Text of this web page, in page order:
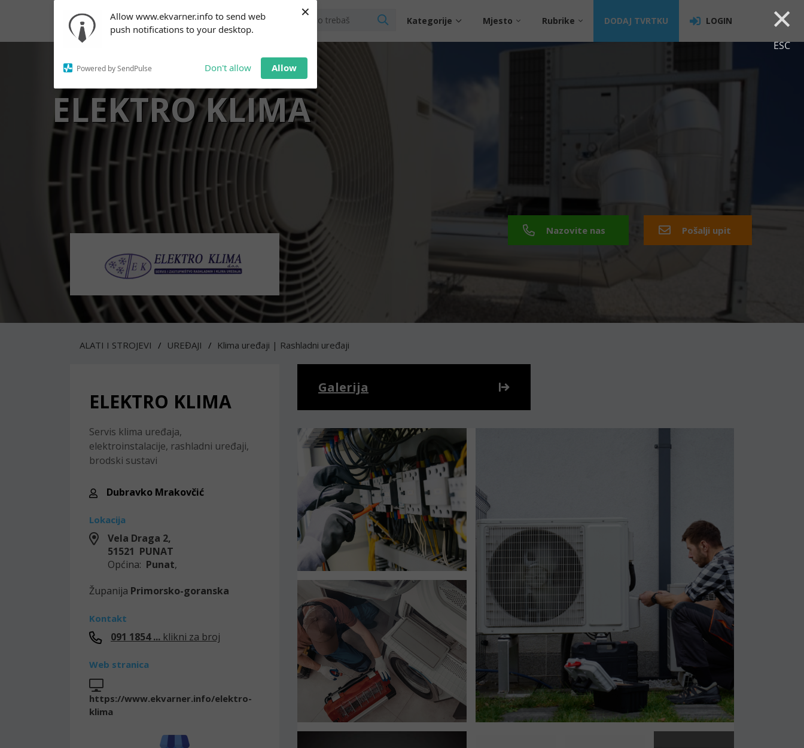
Allow www.ekvarner.info to send web
push notifications to your desktop.
Powered by SendPulse Don't allow Allow
× ×
ESC
notifications!
To enable permission prompts, click
on the notification icon
Kategorije Mjesto Rubrike DODAJ TVRTKU LOGIN
ELEKTRO KLIMA
Nazovite nas Pošalji upit
ALATI I STROJEVI UREĐAJI Klima uređaji | Rashladni uređaji
ELEKTRO KLIMA
Servis klima uređaja,
elektroinstalacije, rashladni uređaji,
brodski sustavi
Dubravko Mrakovčić
Lokacija
Vela Draga 2,
51521 PUNAT
Općina: Punat,
Županija Primorsko-goranska
Kontakt
091 1854 ... klikni za broj
Web stranica
https://www.ekvarner.info/elektro-
klima
Galerija